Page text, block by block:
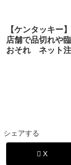
【ケンタッキー
店舗で品切れや
おそれ ネット
シェアする
X